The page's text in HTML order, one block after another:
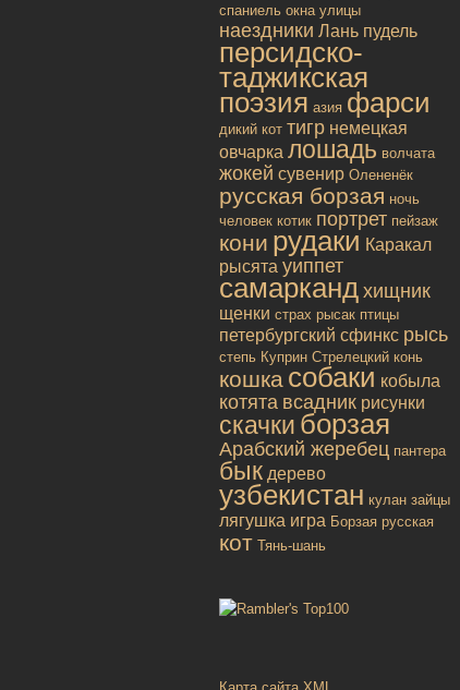
спаниель окна улицы
наездники Лань пудель
персидско-
таджикская
поэзия азия фарси
дикий кот тигр немецкая
овчарка лошадь волчата
жокей сувенир Олененёк
русская борзая ночь
человек котик портрет пейзаж
кони рудаки Каракал
рысята уиппет
самарканд хищник
щенки страх рысак птицы
петербургский сфинкс рысь
степь Куприн Стрелецкий конь
кошка собаки кобыла
котята всадник рисунки
скачки борзая
Арабский жеребец пантера
бык дерево
узбекистан кулан зайцы
лягушка игра Борзая русская
кот Тянь-шань